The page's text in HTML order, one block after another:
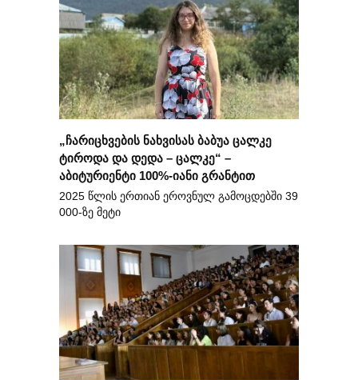
„ჩარიცხვების ნახვისას ბაბუა ცალკე
ტიროდა და დედა – ცალკე“ –
აბიტურიენტი 100%-იანი გრანტით
2025 წლის ერთიან ეროვნულ გამოცდებში 39
000-ზე მეტი